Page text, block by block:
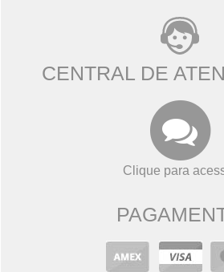
CENTRAL DE
Clique para